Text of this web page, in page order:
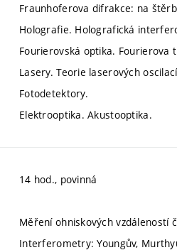
Fraunhoferova difrakce: na
Holografie. Holografická
Fourierovská optika.
Lasery. Teorie laserových
Fotodetektory.
Elektrooptika. Akustooptika.
14 hod., povinná
Měření ohniskových vzdáleností
Interferometry: Youngův,